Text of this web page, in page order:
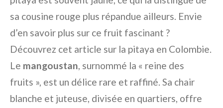
sa cousine rouge plus répandue ailleurs. Envie
d’en savoir plus sur ce fruit fascinant ?
Découvrez cet article sur la pitaya en Colombie.
Le mangoustan, surnommé la « reine des
fruits », est un délice rare et raffiné. Sa chair
blanche et juteuse, divisée en quartiers, offre